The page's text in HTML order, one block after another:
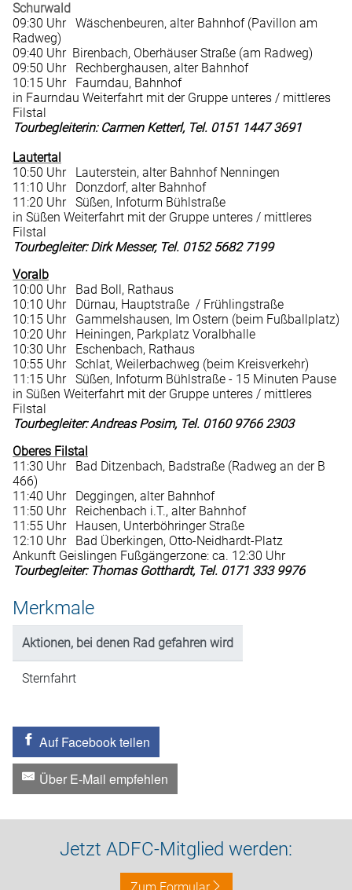
Schurwald
09:30 Uhr Wäschenbeuren, alter Bahnhof (Pavillon am
Radweg)
09:40 Uhr Birenbach, Oberhäuser Straße (am Radweg)
09:50 Uhr Rechberghausen, alter Bahnhof
10:15 Uhr Faurndau, Bahnhof
in Faurndau Weiterfahrt mit der Gruppe unteres / mittleres
Filstal
Tourbegleiterin: Carmen Ketterl, Tel. 0151 1447 3691
Lautertal
10:50 Uhr Lauterstein, alter Bahnhof Nenningen
11:10 Uhr Donzdorf, alter Bahnhof
11:20 Uhr Süßen, Infoturm Bühlstraße
in Süßen Weiterfahrt mit der Gruppe unteres / mittleres
Filstal
Tourbegleiter: Dirk Messer, Tel. 0152 5682 7199
Voralb
10:00 Uhr Bad Boll, Rathaus
10:10 Uhr Dürnau, Hauptstraße / Frühlingstraße
10:15 Uhr Gammelshausen, Im Ostern (beim Fußballplatz)
10:20 Uhr Heiningen, Parkplatz Voralbhalle
10:30 Uhr Eschenbach, Rathaus
10:55 Uhr Schlat, Weilerbachweg (beim Kreisverkehr)
11:15 Uhr Süßen, Infoturm Bühlstraße - 15 Minuten Pause
in Süßen Weiterfahrt mit der Gruppe unteres / mittleres
Filstal
Tourbegleiter: Andreas Posim, Tel. 0160 9766 2303
Oberes Filstal
11:30 Uhr Bad Ditzenbach, Badstraße (Radweg an der B
466)
11:40 Uhr Deggingen, alter Bahnhof
11:50 Uhr Reichenbach i.T., alter Bahnhof
11:55 Uhr Hausen, Unterböhringer Straße
12:10 Uhr Bad Überkingen, Otto-Neidhardt-Platz
Ankunft Geislingen Fußgängerzone: ca. 12:30 Uhr
Tourbegleiter: Thomas Gotthardt, Tel. 0171 333 9976
Merkmale
Aktionen, bei denen Rad gefahren wird
Sternfahrt
Auf Facebook teilen
Über E-Mail empfehlen
Jetzt ADFC-Mitglied werden: